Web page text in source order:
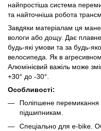
найпростіша система
та найточніша робота
Завдяки матеріалам ця
вологи або дощу. Дає
будь-які умови та за будь-
велосипеда. Як в
Алюмінієвий важіль може
+30° до -30°.
Особливості:
Поліпшене перемикання
підшипникам.
Спеціально для e-bike.